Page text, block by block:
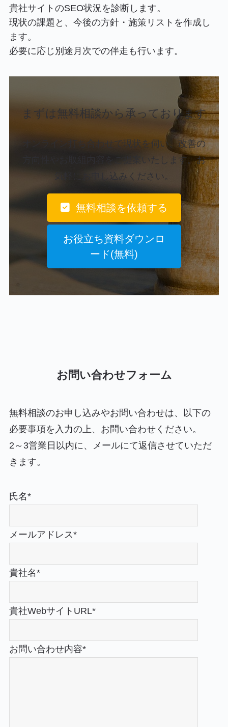
貴社サイトのSEO状況を診断します。
現状の課題と、今後の方針・施策リストを作成し
ます。
必要に応じ別途月次での伴走も行います。
まずは無料相談から承っております
オンライン打ち合わせで現状を伺い、改善の
方向性やお取組内容をご提案いたします。お
気軽にお申し込みください。
無料相談を依頼する
お役立ち資料ダウンロ
ード(無料)
お問い合わせフォーム
無料相談のお申し込みやお問い合わせは、以下の
必要事項を入力の上、お問い合わせください。
2～3営業日以内に、メールにて返信させていただ
きます。
氏名*
メールアドレス*
貴社名*
貴社WebサイトURL*
お問い合わせ内容*